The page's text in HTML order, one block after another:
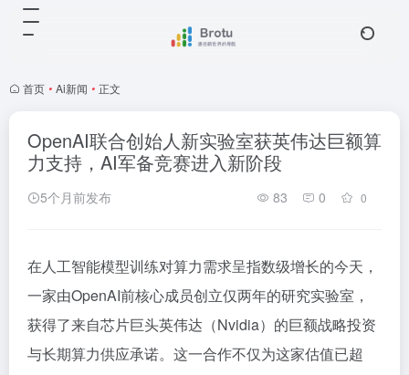
首页 • Ai新闻 • 正文
OpenAI联合创始人新实验室获英伟达巨额算
力支持，AI军备竞赛进入新阶段
5个月前发布 83 0 0
在人工智能模型训练对算力需求呈指数级增长的今天，
一家由OpenAI前核心成员创立仅两年的研究实验室，
获得了来自芯片巨头英伟达（Nvidia）的巨额战略投资
与长期算力供应承诺。这一合作不仅为这家估值已超